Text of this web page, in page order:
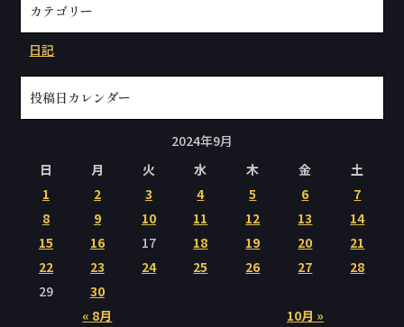
カテゴリー
日記
投稿日カレンダー
2024年9月
日
月 火 水 木 金 土
« 8月 10月 »
1 2 3 4 5 6
7
8
9 10 11 12 13
14
15
16 17 18 19 20
21
22
23 24 25 26 27
28
29
30